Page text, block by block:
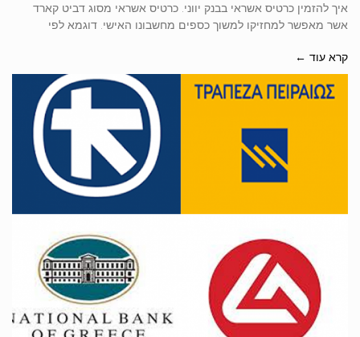
איך להזמין כרטיס אשראי בבנק יווני. כרטיס אשראי מסוג דביט קארד
אשר מאפשר למחזיקו למשוך כספים מחשבונו האישי. דוגמא לפי
קרא עוד ←